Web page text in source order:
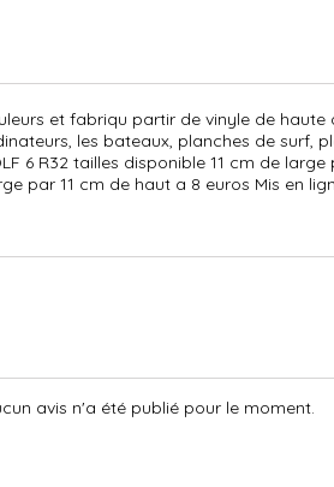
et fabriqu partir de vinyle de
les bateaux, planches de surf,
6 R32 tailles disponible 11 cm de
par 11 cm de haut a 8 euros Mis en
avis n'a été publié pour le moment.